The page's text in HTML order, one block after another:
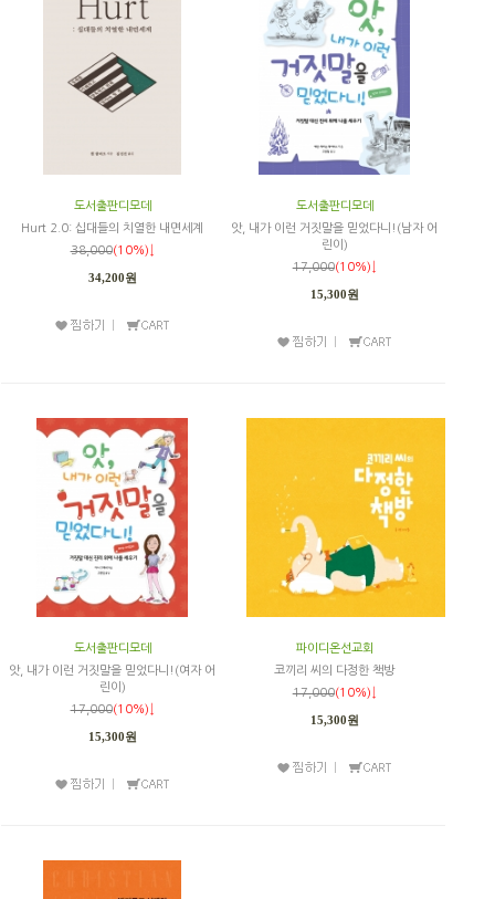
도서출판디모데
Hurt 2.0: 십대들의 치열한 내면세계
38,000(10%)↓
34,200원
도서출판디모데
앗, 내가 이런 거짓말을 믿었다니!(남자 어
린이)
17,000(10%)↓
15,300원
도서출판디모데
앗, 내가 이런 거짓말을 믿었다니!(여자 어
린이)
17,000(10%)↓
15,300원
파이디온선교회
코끼리 씨의 다정한 책방
17,000(10%)↓
15,300원